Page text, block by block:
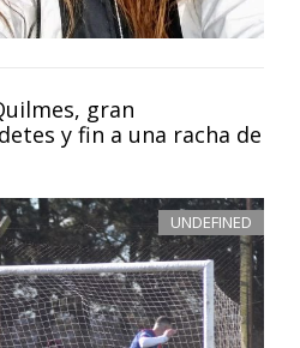
gran
y fin a una racha de
UNDEFINED